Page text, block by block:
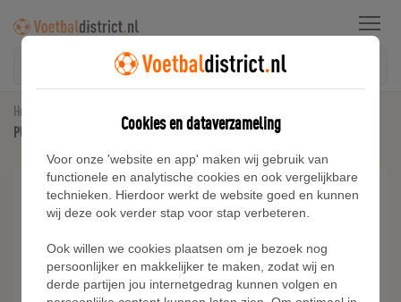
Menu
Home
PUMA King Match IJzeren-Nop Voetbalschoenen (SG) Zwart Wit Grijs
Cookies en dataverzameling
Voor onze 'website en app' maken wij gebruik van
functionele en analytische cookies en ook vergelijkbare
technieken. Hierdoor werkt de website goed en kunnen
wij deze ook verder stap voor stap verbeteren.
Ook willen we cookies plaatsen om je bezoek nog
persoonlijker en makkelijker te maken, zodat wij en
derde partijen jou internetgedrag kunnen volgen en